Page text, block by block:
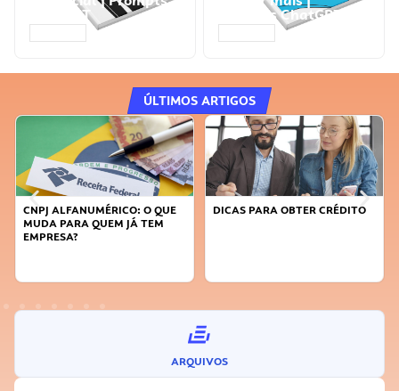
ChatGPT Prompts ChatGPT
ÚLTIMOS ARTIGOS
CNPJ ALFANUMÉRICO: O QUE
MUDA PARA QUEM JÁ TEM
EMPRESA?
DICAS PARA OBTER CRÉDITO
ARQUIVOS